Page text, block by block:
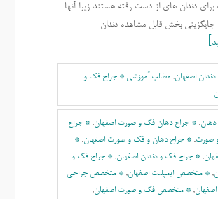
دندان های از دست رفته هستند زیرا آنها
بخش قابل مشاهده دندان
دندان اصفهان, مطالب آموزشی * جراح فک و
, * جراح دهان فک و صورت اصفهان, * جراح
صورت, * جراح دهان و فک و صورت اصفهان,
*
, * جراح فک و دندان اصفهان, * جراح فک و
, * متخصص ایمپلنت اصفهان, * متخصص جراحی
, * متخصص فک و صورت اصفهان,